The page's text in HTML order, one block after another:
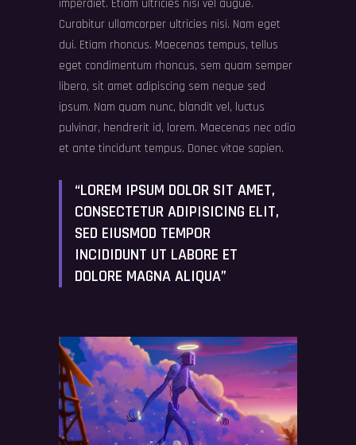
imperdiet. Etiam ultricies nisi vel augue.
Curabitur ullamcorper ultricies nisi. Nam eget
dui. Etiam rhoncus. Maecenas tempus, tellus
eget condimentum rhoncus, sem quam semper
libero, sit amet adipiscing sem neque sed
ipsum. Nam quam nunc, blandit vel, luctus
pulvinar, hendrerit id, lorem. Maecenas nec odio
et ante tincidunt tempus. Donec vitae sapien.
“LOREM IPSUM DOLOR SIT AMET,
CONSECTETUR ADIPISICING ELIT,
SED EIUSMOD TEMPOR
INCIDIDUNT UT LABORE ET
DOLORE MAGNA ALIQUA”